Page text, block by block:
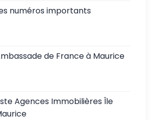
numéros importants
de France à Maurice
Agences Immobilières Île